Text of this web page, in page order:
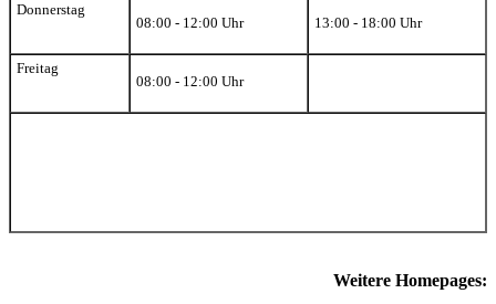
Donnerstag
08:00 - 12:00 Uhr
13:00 - 18:00 Uhr
Freitag
08:00 - 12:00 Uhr
Weitere Homepages: